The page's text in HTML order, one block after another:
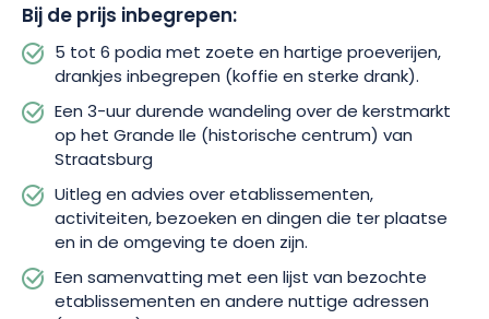
Bij de prijs inbegrepen:
5 tot 6 podia met zoete en hartige proeverijen,
drankjes inbegrepen (koffie en sterke drank).
Een 3-uur durende wandeling over de kerstmarkt
op het Grande Ile (historische centrum) van
Straatsburg
Uitleg en advies over etablissementen,
activiteiten, bezoeken en dingen die ter plaatse
en in de omgeving te doen zijn.
Een samenvatting met een lijst van bezochte
etablissementen en andere nuttige adressen